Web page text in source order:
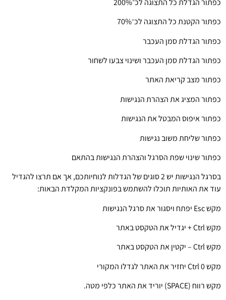
כפתור הגדלת כל התצוגה לכ־200%
כפתור הקטנת כל התצוגה לכ־70%
כפתור הגדלת סמן העכבר
כפתור הגדלת סמן העכבר ושינוי צבעו לשחור
כפתור מצב קריאת האתר
כפתור המציג את הצהרת הנגישות
כפתור איפוס המבטל את הנגישות
כפתור שליחת משוב נגישות
כפתור שינוי שפת הסרגל והצהרת הנגישות בהתאם
בסרגל הנגישות יש 2 סוגים של הגדלות לנוחיותכם, אך אם תרצו להגדיל
עוד את האותיות תוכלו להשתמש בפונקציות המקלדת הבאות:
מקש Esc יפתח ויסגור את סרגל הנגישות
מקש Ctrl + יגדיל את הטקסט באתר
מקש Ctrl – יקטין את הטקסט באתר
מקש Ctrl 0 יחזיר את האתר לגדלו המקורי
מקש רווח (SPACE) יוריד את האתר כלפי מטה.